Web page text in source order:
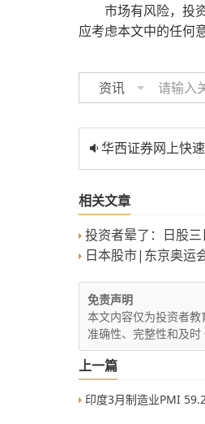
市场有风险，投
应考虑本文中的任何
资讯
华西证券网上快速
相关文章
投资者晕了：日股三
日本股市|东京奥运
免责声明
本文内容仅为投资者
准确性、完整性和及
上一篇
印度3月制造业PMI 59.2 创